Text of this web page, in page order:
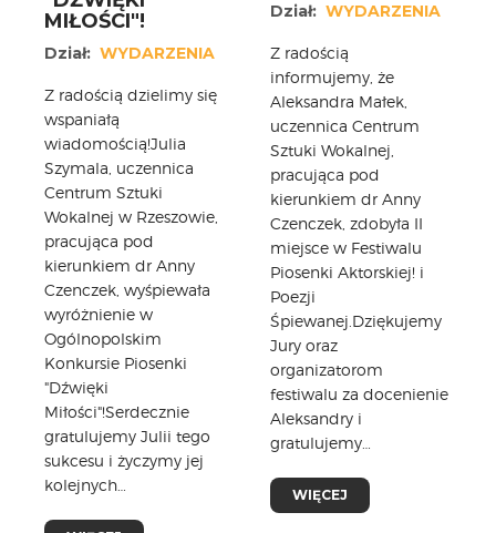
VIDEO
GALERIA
WARSZTATY
ZGŁOŚ UDZIAŁ
KONTAKT
MIŁOŚCI"!
Dział: WYDARZENIA
Z radością dzielimy się
wspaniałą
wiadomością!Julia
Szymala, uczennica
Centrum Sztuki
Wokalnej w Rzeszowie,
pracująca pod
kierunkiem dr Anny
Czenczek, wyśpiewała
wyróżnienie w
Ogólnopolskim
Konkursie Piosenki
"Dźwięki
Miłości"!Serdecznie
gratulujemy Julii tego
sukcesu i życzymy jej
kolejnych…
Dział: WYDARZENIA
Z radością
informujemy, że
Aleksandra Małek,
uczennica Centrum
Sztuki Wokalnej,
pracująca pod
kierunkiem dr Anny
Czenczek, zdobyła II
miejsce w Festiwalu
Piosenki Aktorskiej! i
Poezji
Śpiewanej.Dziękujemy
Jury oraz
organizatorom
festiwalu za docenienie
Aleksandry i
gratulujemy…
WIĘCEJ